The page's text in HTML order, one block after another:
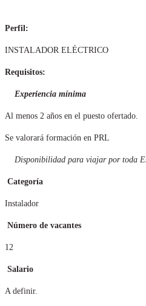
Perfil:
INSTALADOR ELÉCTRICO
Requisitos:
Experiencia mínima
Al menos 2 años en el puesto ofertado.
Se valorará formación en PRL
Disponibilidad para viajar por toda
Categoría
Instalador
Número de vacantes
12
Salario
A definir.